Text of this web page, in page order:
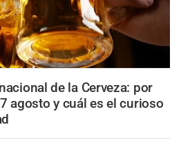
de la Cerveza: por
agosto y cuál es el curioso